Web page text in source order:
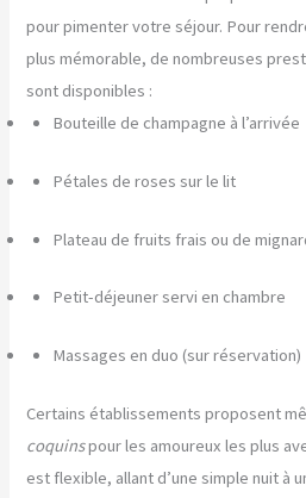
pour pimenter votre séjour. Pour
plus mémorable, de nombreuses
sont disponibles :
Bouteille de champagne à l’arrivée
Pétales de roses sur le lit
Plateau de fruits frais ou de
Petit-déjeuner servi en chambre
Massages en duo (sur réservation)
Certains établissements proposent
coquinspour les amoureux les plus
est flexible, allant d’une simple nuit à